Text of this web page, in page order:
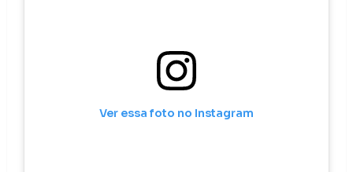
Ver essa foto no Instagram